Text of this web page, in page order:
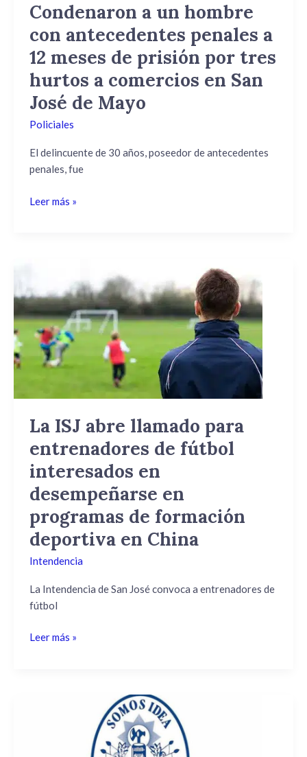
Condenaron a un hombre
con antecedentes penales a
12 meses de prisión por tres
hurtos a comercios en San
José de Mayo
Policiales
El delincuente de 30 años, poseedor de antecedentes
penales, fue
de
prisión
por
tres
hurtos
a
San
José
Mayo
Leer más »
La ISJ abre llamado para
entrenadores de fútbol
interesados en
desempeñarse en
programas de formación
deportiva en China
Intendencia
La Intendencia de San José convoca a entrenadores de
fútbol
abre
llamado
para
entrenadores
interesados
desempeñarse
en
programas
de
formación
deportiva
en
China
Leer más »